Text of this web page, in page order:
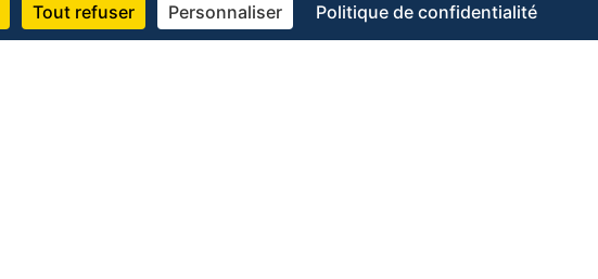
Tout refuser Personnaliser Politique de confidentialité